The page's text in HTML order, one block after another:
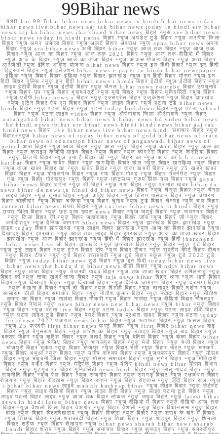
99Bihar news
99Bihar 99 Bihar bihar news bihar news in hindi bihar news today
bihar news live bihar news aaj tak bihar news today in hindi etv bihar
news aaj ka bihar news jharkhand bihar news बिहार न्यूस zee bihar news
bihar news today in hindi patna बिहार न्यूज़ अपडेट टुडे बिहार न्यूज़ अररिया जिला
बिहार न्यूज़ अमर उजाला बिहार न्यूज़ अलर्ट बिहार अपराध न्यूज़ apna bihar news अपना
बिहार न्यूज़ ara bihar news अभी बिहार bihar न्यूज़ आज तक बिहार न्यूज़ आज तक
बिहार न्यूज़ आज का बिहार न्यूज़ आज तक 2021 बिहार न्यूज़ आज तक वीडियो में बिहार
न्यूज़ आज के बिहार न्यूज़ आज का ताजा बिहार न्यूज़ आवास योजना बिहार न्यूज़ आरा बिहार
आरजेडी न्यूज़ इंदिरा आवास योजना bihar news बिहार न्यूज़ इन हिंदी बिहार न्यूज़ इन हिंदी
हिंदुस्तान बिहार न्यूज़ इलेक्शन bihar news e paper in hindi bihar newspaper
इंडिया न्यूज़ बिहार बिहार इंडिया न्यूज़ बिहार झारखंड न्यूज़ इन हिंदी बिहार मौसम न्यूज़ इन
हिंदी बिहार पुलिस न्यूज़ इन हिंदी bihar news i hindi बिहार ईटीवी न्यूज़ ईटीवी बिहार न्यूज़
लाइव ईटीवी बिहार न्यूज़ ईटीवी बिहार न्यूज़ चैनल bihar news youtube बिहार उपचुनाव
न्यूज़ बिहार उप न्यूज़ बिहार मुख्यमंत्री न्यूज़ यूपी बिहार न्यूज़ बिहार यूनिवर्सिटी न्यूज़ बिहार
न्यूज़ एबीपी bihar news a बिहार न्यूज़ एक्सप्रेस बिहार एजुकेशन न्यूज़ बिहार झारखंड
न्यूज़ एटिन बिहार ऐप एम बिहार बिहार न्यूज़ लाइव बिहार न्यूज़ पटना टुडे bihar news
hindi बिहार न्यूज़ पटना बिहार न्यूज़ पटना today lockdown बिहार न्यूज़ पटना school
बिहार न्यूज़ पटना लाइव video बिहार न्यूज़ औरंगाबाद जिला औरंगाबाद न्यूज़ बिहार
aurangabad bihar news bihar news h bihar news hd video bihar news
hd hindi news /bihar etv bihar news hindi hindi news bihar aaj tak
hindi news बिहार live bihar news live bihar news hindi समाचार बिहार न्यूज़
बिहार+न्यूज़ bihar news of today bihar news of gold bihar news of train
bihar news of education bihar news of anganwadi bihar news of
petrol आरा बिहार न्यूज़ आज बिहार न्यूज़ आरा न्यूज़ बिहार न्यूज़ करंट बिहार न्यूज़ कल का
बिहार न्यूज़ क्राइम केजीपी लाइव बिहार न्यूज़ बिहार न्यूज़ कांग्रेस बिहार न्यूज़ केसरिया बिहार
न्यूज़ किडनी बिहार न्यूज़ क्या है बिहार की न्यूज़ बिहार का न्यूज़ आज का k b c news
katihar बिहार न्यूज़ खबर बिहार न्यूज़ खगड़िया बिहार खेल न्यूज़ बिहार खगड़िया न्यूज़ बिहार
न्यूज़ ताजा खबर बिहार का न्यूज़ खबर बिहार न्यूज़ ताजा खबरी बिहार न्यूज़ 25 खबर खबर
बिहार बिहार न्यूज़ गोपालगंज बिहार न्यूज़ गया बिहार गोल्ड न्यूज़ बिहार गवर्नमेंट न्यूज़ बिहार
गुड न्यूज़ बिहार गोरखपुर न्यूज़ बिहार न्यूज़ व्हाट्सप्प ग्रुप लिंक गया बिहार न्यूज़ gaya
bihar news बिहार घटना न्यूज़ जी बिहार न्यूज़ गया बिहार न्यूज़ प्रभात खबर bihar da
news bihar da news in hindi dd bihar news बिहार न्यूज़ चैनल बिहार न्यूज़ चैनल
लाइव बिहार न्यूज़ चुनाव बिहार न्यूज़ चाहिए बिहार न्यूज़ चिराग पासवान बिहार न्यूज़ चंपारण
बिहार चौकीदार न्यूज़ बिहार चकिया न्यूज़ बिहार चुनाव न्यूज़ टुडे बिहार चेन्नई न्यूज़ चल बिहार
current bihar news छपरा बिहार न्यूज़ current bihar news in hindi बिहार न्यूज़
छपरा जिला बिहार न्यूज़ छठ पूजा छपरा news बिहार न्यूज़ जमुई बिहार न्यूज़ जयनगर बिहार
न्यूज़ जिला बिहार जी न्यूज़ बिहार जहानाबाद न्यूज़ बिहार जॉब न्यूज़ बिहार ज़ी न्यूज़ बिहार
जगदीशपुर न्यूज़ दैनिक जागरण bihar news बिहार न्यूज़ झारखंड बिहार-झारखंड न्यूज़
लाइव today बिहार झारखण्ड न्यूज़ लाइव बिहार झारखंड न्यूज़ आज का बिहार झारखंड न्यूज़
दिखाइए बिहार झारखंड न्यूज़ आज तक लाइव बिहार झारखंड न्यूज़ आज का ताजा खबर बिहार
झारखंड न्यूज़ आज बिहार झारखंड न्यूज़ हिंदी में बिहार झारखंड न्यूज़ हिंदी jharkhand
bihar news live जी बिहार-झारखंड न्यूज़ झारखंड बिहार न्यूज़ बिहार न्यूज़ टुडे बिहार
न्यूज़ टुडे लाइव बिहार न्यूज़ ट्रेन बिहार टॉप न्यूज़ बिहार टीचर न्यूज़ सुप्रीम कोर्ट बिहार टीचर
न्यूज़ बिहार टीचर न्यूज़ टुडे बिहार शराबबंदी न्यूज़ टुडे बिहार स्कूल न्यूज़ टुडे 2022 टुडे
बिहार न्यूज़ today bihar news टुडे बिहार न्यूज़ इन हिंदी today bihar news live
bihar news the hindu d d bihar news डीडी बिहार न्यूज़ ndtv bihar news
बिहार न्यूज़ ताजा बिहार न्यूज़ तेजस्वी यादव बिहार न्यूज़ तक ताजा खबर बिहार तमिलनाडु न्यूज़
बिहार का न्यूज़ ताजा खबर ताजा बिहार न्यूज़ taja news bihar बिहार थाना न्यूज़ थाना बिहार
बिहार न्यूज़ दिखाइए बिहार न्यूज़ दिखाओ बिहार न्यूज़ दैनिक जागरण बिहार न्यूज़ दरभंगा बिहार
न्यूज़ देखना है बिहार न्यूज़ दो बिहार न्यूज़ दिल्ली बिहार न्यूज़ दानापुर बिहार दर्शन न्यूज़
सासाराम डीडी बिहार समाचार बिहार न्यूज़ नीतीश कुमार बिहार न्यूज़ नवादा बिहार न्यूज़ नीतीश
कुमार का बिहार न्यूज़ नालंदा बिहार नौकरी न्यूज़ बिहार नालंदा न्यूज़ वीडियो बिहार नौबतपुर
न्यूज़ बिहार नेपाल न्यूज़ news bihar news new bihar news न्यूज़ bihar न्यूज़ बिहार
न्यूज़ बिहार न्यूज़ पटना live बिहार न्यूज़ पटना today बिहार न्यूज़ पटना लाइव टीवी बिहार
न्यूज़ पटना लाइव टुडे बिहार न्यूज़ पेपर बिहार न्यूज़ प्रभात खबर बिहार न्यूज़ पटना today
lockdown 2022 पंचायत news bihar बिहार न्यूज़ फटाफट बिहार न्यूज़ फसल बिहार
न्यूज़ 25 फरवरी first bihar news फर्स्ट बिहार न्यूज़ first बिहार bihar news बाढ़
बिहार न्यूज़ बेगूसराय बिहार न्यूज़ बारिश का बिहार न्यूज़ बताइए बिहार न्यूज़ बाढ़ बिहार न्यूज़
बक्सर बिहार न्यूज़ बारिश बिहार न्यूज़ बताएं बिहार न्यूज़ बेतिया बिहार न्यूज़ बांका बिहार bihar
news बिहार न्यूज़ भेजिए बिहार न्यूज़ भागलपुर बिहार न्यूज़ भेजें बिहार न्यूज़ भेजो बिहार न्यूज़
भोजपुरी बिहार भूकंप न्यूज़ बिहार भोजपुर न्यूज़ बिहार भर्ती न्यूज़ बिहार भारत न्यूज़ भास्कर
न्यूज़ बिहार भभुआ न्यूज़ बिहार न्यूज़ मनीष कश्यप बिहार न्यूज़ मुजफ्फरपुर बिहार न्यूज़ मौसम
बिहार न्यूज़ मधुबनी जिला बिहार न्यूज़ मौसम समाचार बिहार न्यूज़ मुंगेर बिहार न्यूज़ मोतिहारी
बिहार न्यूज़ मर्डर बिहार न्यूज़ मैट्रिक बिहार न्यूज़ मंदिर hindi news bihar मौसम विभाग
बिहार न्यूज़ यूट्यूब पर बिहार यूनिवर्सिटी news hindi बिहार न्यूज़ लालू यादव बिहार न्यूज़
राजनीति बिहार न्यूज़ रेल बिहार न्यूज़ राजगीर बिहार न्यूज़ रामगढ़ बिहार न्यूज़ रक्षाबंधन बिहार
रोजगार न्यूज़ बिहार रोहतास न्यूज़ बिहार राशन न्यूज़ बिहार रोहतास न्यूज़ हिंदी बिहार राज न्यूज़
r bihar bihar news लाइव manish kashyap bihar न्यूज़ लाइव बिहार न्यूज़ लेटेस्ट
बिहार न्यूज़ लाइव वीडियो बिहार न्यूज़ लाइव हिंदी बिहार न्यूज़ लाइव पटना टुडे बिहार न्यूज़
लाइव पटना बिहार लाइव न्यूज़ आज तक बिहार लोकल न्यूज़ लाइव बिहार न्यूज़ latest bihar
news in hindi latest bihar news बिहार न्यूज़ वीडियो में बिहार न्यूज़ वीडियो आज तक
बिहार न्यूज़ वैशाली जिला बिहार वेअथेर न्यूज़ बिहार वैशाली न्यूज़ बिहार विधानसभा न्यूज़ बिहार
वाला न्यूज़ बिहार विश्वविद्यालय न्यूज़ बिहार विकास न्यूज़ बिहार न्यूज़ शराब के बारे में बिहार
न्यूज़ शिक्षक बिहार न्यूज़ शराबबंदी बिहार न्यूज़ शिक्षा बिहार न्यूज़ शाहपुर बिहार न्यूज़ शिमला
बिहार शरीफ न्यूज़ बिहार शेखपुरा न्यूज़ bihar news sharab bihar news sharab
bandi बिहार शराब न्यूज़ बिहार न्यूज़ समाचार बिहार न्यूज़ सुनाइए बिहार न्यूज़ समस्तीपुर